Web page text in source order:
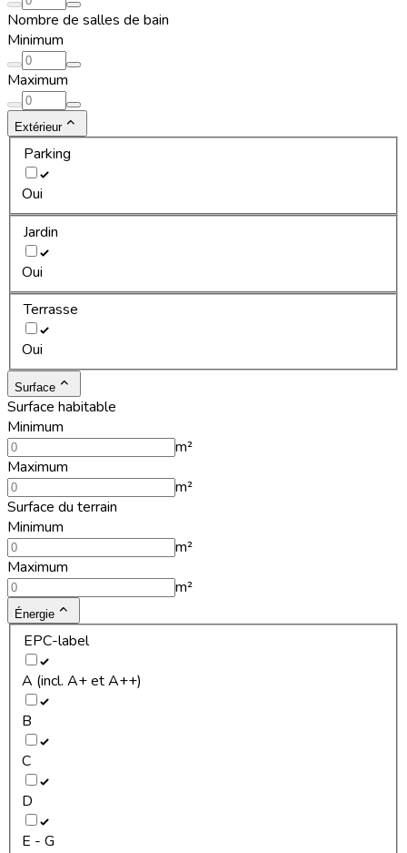
Nombre de salles de bain
Minimum
Maximum
Extérieur
Parking
Oui
Jardin
Oui
Terrasse
Oui
Surface
Surface habitable
Minimum
m²
Maximum
m²
Surface du terrain
Minimum
m²
Maximum
m²
Énergie
EPC-label
A (incl. A+ et A++)
B
C
D
E - G